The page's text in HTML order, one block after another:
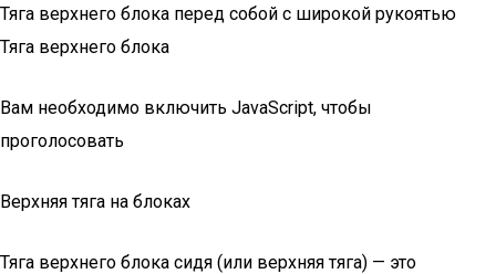
Тяга верхнего блока перед собой с широкой рукоятью
Тяга верхнего блока
Вам необходимо включить JavaScript, чтобы
проголосовать
Верхняя тяга на блоках
Тяга верхнего блока сидя (или верхняя тяга) — это